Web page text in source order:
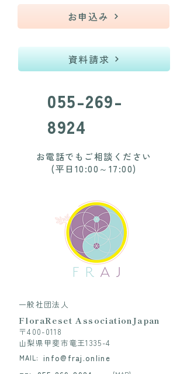
お申込み
資料請求
055-269-
8924
お電話でもご相談ください
(平日10:00～17:00)
一般社団法人
FloraReset AssociationJapan
​〒400-0118
​山梨県甲斐市竜王1335-4
MAIL: info@fraj.online